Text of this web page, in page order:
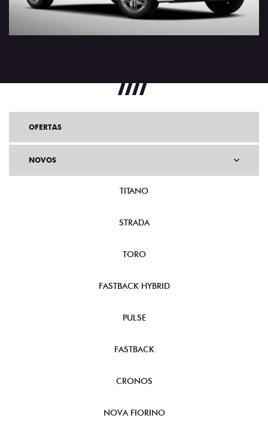
OFERTAS
NOVOS
TITANO
STRADA
TORO
FASTBACK HYBRID
PULSE
FASTBACK
CRONOS
NOVA FIORINO